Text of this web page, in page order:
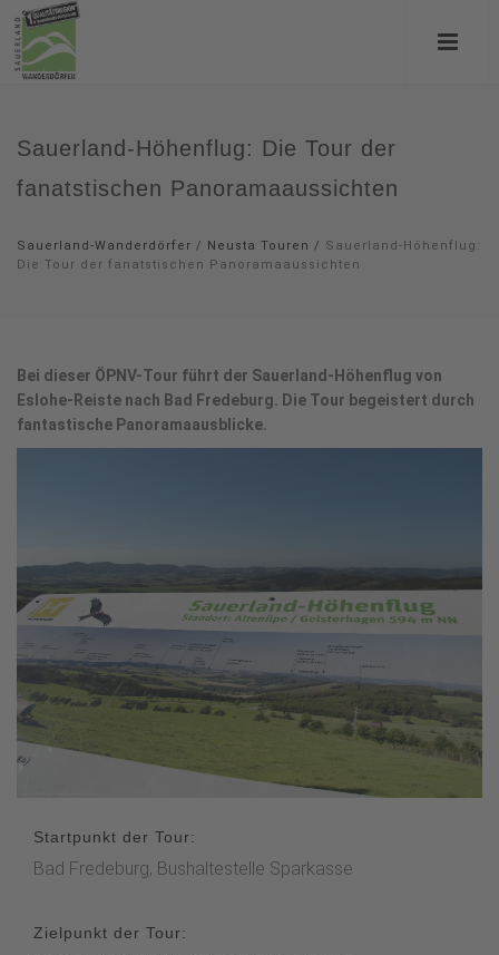
Sauerland-Höhenflug: Die Tour der
fanatstischen Panoramaaussichten
Sauerland-Wanderdörfer / Neusta Touren / Sauerland-Höhenflug:
Die Tour der fanatstischen Panoramaaussichten
Bei dieser ÖPNV-Tour führt der Sauerland-Höhenflug von
Eslohe-Reiste nach Bad Fredeburg. Die Tour begeistert durch
fantastische Panoramaausblicke.
Startpunkt der Tour:
Bad Fredeburg, Bushaltestelle Sparkasse
Zielpunkt der Tour: